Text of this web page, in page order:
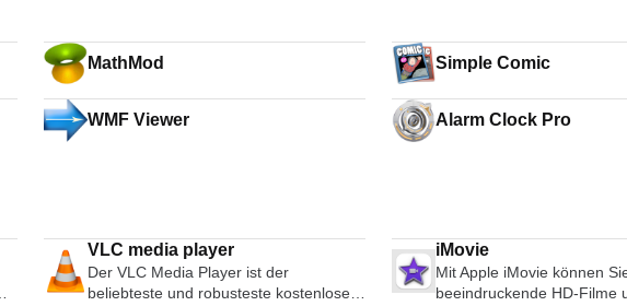
MathMod Simple Comic
WMF Viewer Alarm Clock Pro
VLC media player
Der VLC Media Player ist der
beliebteste und robusteste kostenlose
iMovie
Mit Apple iMovie können
beeindruckende HD-Filme